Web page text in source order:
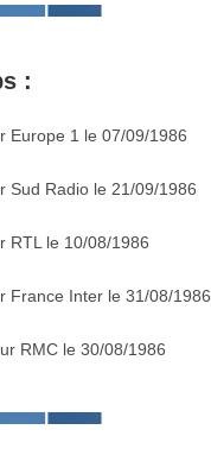
:
Europe 1 le 07/09/1986
Sud Radio le 21/09/1986
RTL le 10/08/1986
France Inter le 31/08/1986
RMC le 30/08/1986